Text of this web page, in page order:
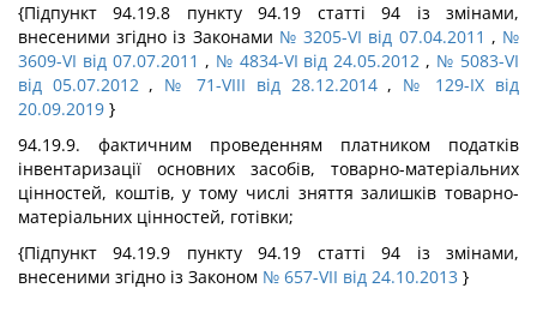
{Підпункт 94.19.8 пункту 94.19 статті 94 із змінами,
внесеними згідно із Законами № 3205-VI від 07.04.2011 , №
3609-VI від 07.07.2011 , № 4834-VI від 24.05.2012 , № 5083-VI
від 05.07.2012, № 71-VIII від 28.12.2014, № 129-IX від
20.09.2019 }
94.19.9. фактичним проведенням платником податків
інвентаризації основних засобів, товарно-матеріальних
цінностей, коштів, у тому числі зняття залишків товарно-
матеріальних цінностей, готівки;
{Підпункт 94.19.9 пункту 94.19 статті 94 із змінами,
внесеними згідно із Законом № 657-VII від 24.10.2013 }